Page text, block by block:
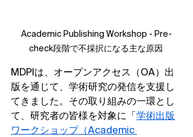
Academic Publishing Workshop - Pre-
check段階で不採択になる主な原因
MDPIは、オープンアクセス（OA）出
版を通じて、学術研究の発信を支援し
てきました。その取り組みの一環とし
て、研究者の皆様を対象に「 学術出版
ワークショップ（Academic